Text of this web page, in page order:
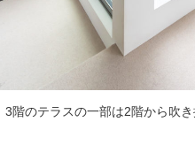
3階のテラスの一部は2階から吹き